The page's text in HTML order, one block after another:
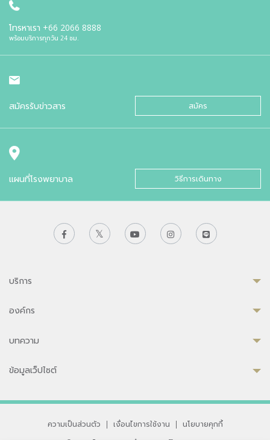
โทรหาเรา +66 2066 8888
พร้อมบริการทุกวัน 24 ชม.
สมัครรับข่าวสาร สมัคร
แผนที่โรงพยาบาล วิธีการเดินทาง
บริการ
องค์กร
บทความ
ข้อมูลเว็ปไซต์
ความเป็นส่วนตัว | เงื่อนไขการใช้งาน |
นโยบายคุกกี้